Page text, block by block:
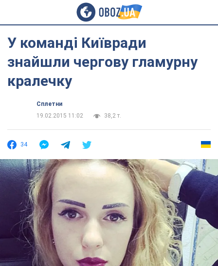
У команді Київради
знайшли чергову гламурну
кралечку
Сплетни
19.02.2015 11:02
38,2 т.
34